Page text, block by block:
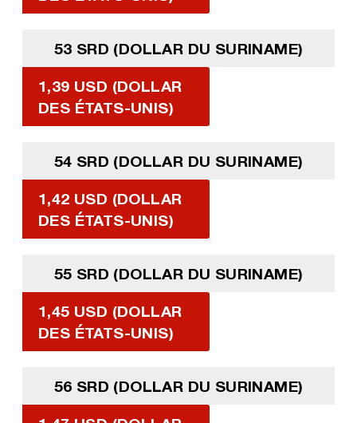
53 SRD (DOLLAR DU SURINAME)
1,39 USD (DOLLAR
DES ÉTATS-UNIS)
54 SRD (DOLLAR DU SURINAME)
1,42 USD (DOLLAR
DES ÉTATS-UNIS)
55 SRD (DOLLAR DU SURINAME)
1,45 USD (DOLLAR
DES ÉTATS-UNIS)
56 SRD (DOLLAR DU SURINAME)